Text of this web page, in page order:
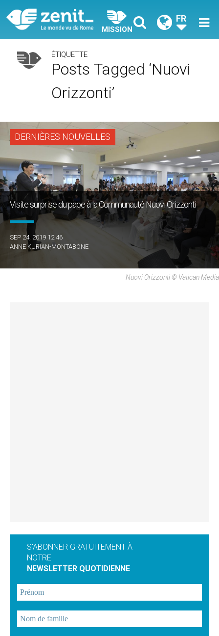
MISSION
FR
ÉTIQUETTE
Posts Tagged ‘Nuovi
Orizzonti’
DERNIÈRES NOUVELLES
Visite surprise du pape à la Communauté Nuovi Orizzonti
SEP 24, 2019 12:46
ANNE KURIAN-MONTABONE
Nuovi Orizzonti © Vatican Media
S'ABONNER GRATUITEMENT À
NOTRE
NEWSLETTER QUOTIDIENNE